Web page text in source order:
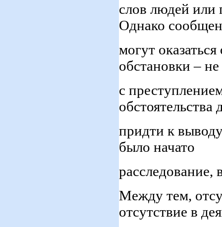
слов людей или
Однако
могут
обстановки –
с
придти к
было начато
расследование,
Между тем,
отсутствие в